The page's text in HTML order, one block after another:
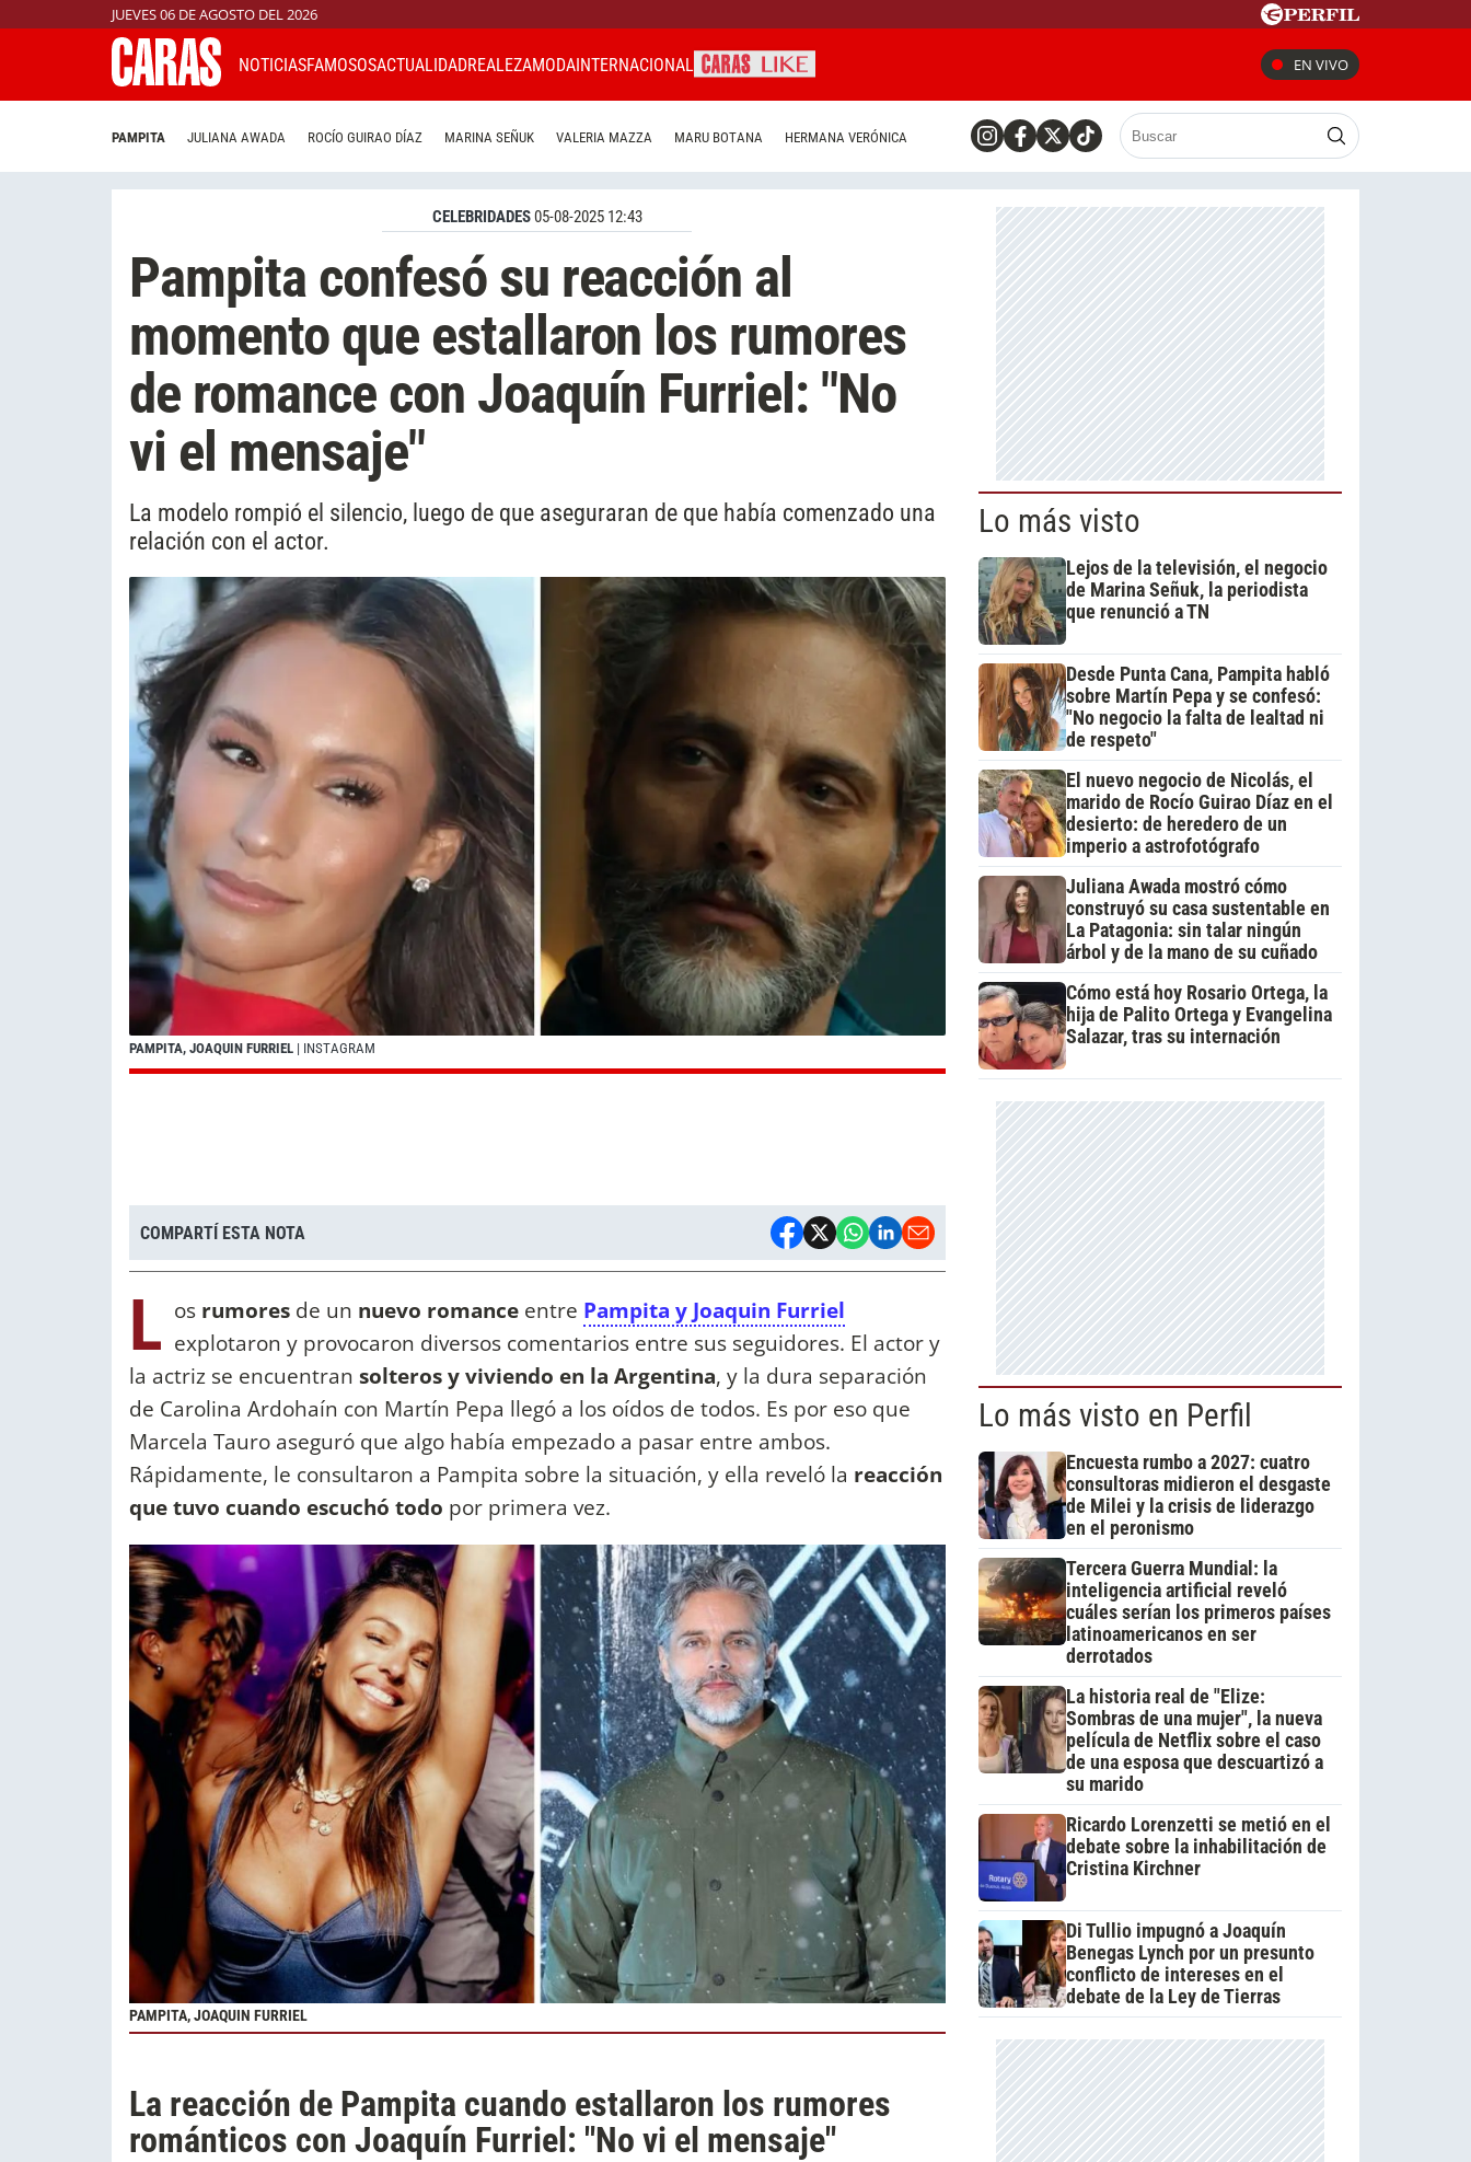
JUEVES 06 DE AGOSTO DEL 2026
NOTICIASFAMOSOSACTUALIDADREALEZAMODAINTERNACIONAL EN VIVO
PAMPITA JULIANA AWADA ROCÍO GUIRAO DÍAZ MARINA SEÑUK VALERIA MAZZA MARU BOTANA HERMANA VERÓNICA
CELEBRIDADES05-08-2025 12:43
Pampita confesó su reacción al
momento que estallaron los rumores
de romance con Joaquín Furriel: "No
vi el mensaje"
La modelo rompió el silencio, luego de que aseguraran de que había comenzado una
relación con el actor.
PAMPITA, JOAQUIN FURRIEL | INSTAGRAM
COMPARTÍ ESTA NOTA
L os rumores de un nuevo romance entre Pampita y Joaquin Furriel
explotaron y provocaron diversos comentarios entre sus seguidores. El actor y
la actriz se encuentran solteros y viviendo en la Argentina, y la dura separación
de Carolina Ardohaín con Martín Pepa llegó a los oídos de todos. Es por eso que
Marcela Tauro aseguró que algo había empezado a pasar entre ambos.
Rápidamente, le consultaron a Pampita sobre la situación, y ella reveló la reacción
que tuvo cuando escuchó todo por primera vez.
PAMPITA, JOAQUIN FURRIEL
La reacción de Pampita cuando estallaron los rumores
románticos con Joaquín Furriel: "No vi el mensaje"
Lo más visto
Lejos de la televisión, el negocio
de Marina Señuk, la periodista
que renunció a TN
Desde Punta Cana, Pampita habló
sobre Martín Pepa y se confesó:
"No negocio la falta de lealtad ni
de respeto"
El nuevo negocio de Nicolás, el
marido de Rocío Guirao Díaz en el
desierto: de heredero de un
imperio a astrofotógrafo
Juliana Awada mostró cómo
construyó su casa sustentable en
La Patagonia: sin talar ningún
árbol y de la mano de su cuñado
Cómo está hoy Rosario Ortega, la
hija de Palito Ortega y Evangelina
Salazar, tras su internación
Lo más visto en Perfil
Encuesta rumbo a 2027: cuatro
consultoras midieron el desgaste
de Milei y la crisis de liderazgo
en el peronismo
Tercera Guerra Mundial: la
inteligencia artificial reveló
cuáles serían los primeros países
latinoamericanos en ser
derrotados
La historia real de "Elize:
Sombras de una mujer", la nueva
película de Netflix sobre el caso
de una esposa que descuartizó a
su marido
Ricardo Lorenzetti se metió en el
debate sobre la inhabilitación de
Cristina Kirchner
Di Tullio impugnó a Joaquín
Benegas Lynch por un presunto
conflicto de intereses en el
debate de la Ley de Tierras